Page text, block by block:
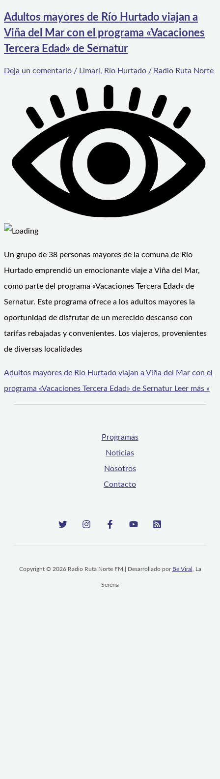
Adultos mayores de Río Hurtado viajan a
Viña del Mar con el programa «Vacaciones
Tercera Edad» de Sernatur
Deja un comentario / Limarí, Río Hurtado / Radio Ruta Norte
Un grupo de 38 personas mayores de la comuna de Río
Hurtado emprendió un emocionante viaje a Viña del Mar,
como parte del programa «Vacaciones Tercera Edad» de
Sernatur. Este programa ofrece a los adultos mayores la
oportunidad de disfrutar de un merecido descanso con
tarifas rebajadas y convenientes. Los viajeros, provenientes
de diversas localidades
Adultos mayores de Río Hurtado viajan a Viña del Mar con el
programa «Vacaciones Tercera Edad» de Sernatur Leer más »
Programas
Noticias
Nosotros
Contacto
Copyright © 2026 Radio Ruta Norte FM | Desarrollado por Be Viral , La
Serena